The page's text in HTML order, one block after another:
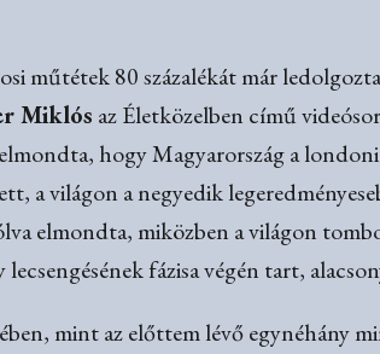
műtétek 80 százalékát már
Miklós az Életközelben című
hogy Magyarország a
a világon a negyedik
elmondta, miközben a világon
fázisa végén tart,
mint az előttem lévő egynéhány